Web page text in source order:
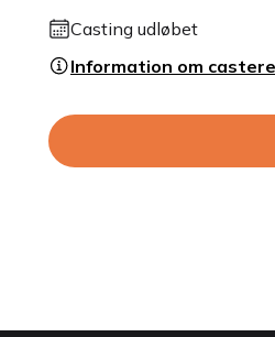
Casting udløbet
Information om